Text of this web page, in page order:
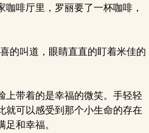
啡厅里，罗丽要了一杯咖啡，
的叫道，眼睛直直的盯着米佳的
带着的是幸福的微笑。手轻轻
就可以感受到那个小生命的存在
和幸福。